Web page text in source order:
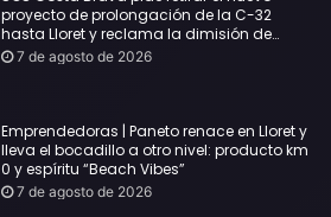
proyecto de prolongación de la C-32
hasta Lloret y reclama la dimisión de
Sílvia Paneque
7 de agosto de 2026
Emprendedoras | Paneto renace en Lloret y
lleva el bocadillo a otro nivel: producto km
0 y espíritu “Beach Vibes”
7 de agosto de 2026